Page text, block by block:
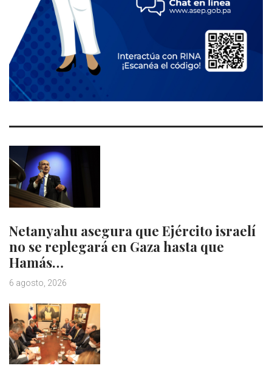
Netanyahu asegura que Ejército israelí
no se replegará en Gaza hasta que
Hamás…
6 agosto, 2026